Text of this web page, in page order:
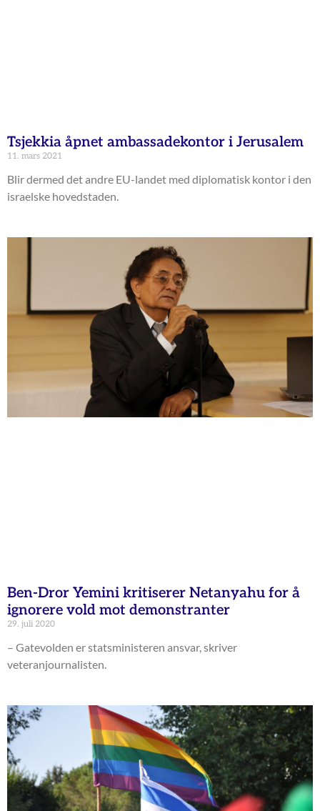
Tsjekkia åpnet ambassadekontor i Jerusalem
11. mars 2021
Blir dermed det andre EU-landet med diplomatisk kontor i den
israelske hovedstaden.
Ben-Dror Yemini kritiserer Netanyahu for å
ignorere vold mot demonstranter
29. juli 2020
– Gatevolden er statsministeren ansvar, skriver
veteranjournalisten.